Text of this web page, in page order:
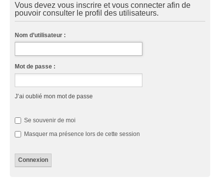
Vous devez vous inscrire et vous connecter afin de
pouvoir consulter le profil des utilisateurs.
Nom d’utilisateur :
Mot de passe :
J’ai oublié mon mot de passe
Se souvenir de moi
Masquer ma présence lors de cette session